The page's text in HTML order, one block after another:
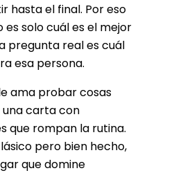
hasta el final. Por eso
es solo cuál es el mejor
pregunta real es cuál
esa persona.
ama probar cosas
una carta con
que rompan la rutina.
pero bien hecho,
que domine